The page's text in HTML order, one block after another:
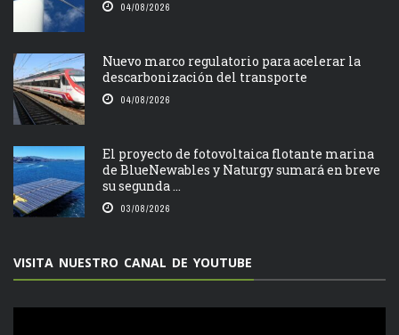
04/08/2026
Nuevo marco regulatorio para acelerar la
descarbonización del transporte
04/08/2026
El proyecto de fotovoltaica flotante marina
de BlueNewables y Naturgy sumará en breve
su segunda ...
03/08/2026
VISITA NUESTRO CANAL DE YOUTUBE